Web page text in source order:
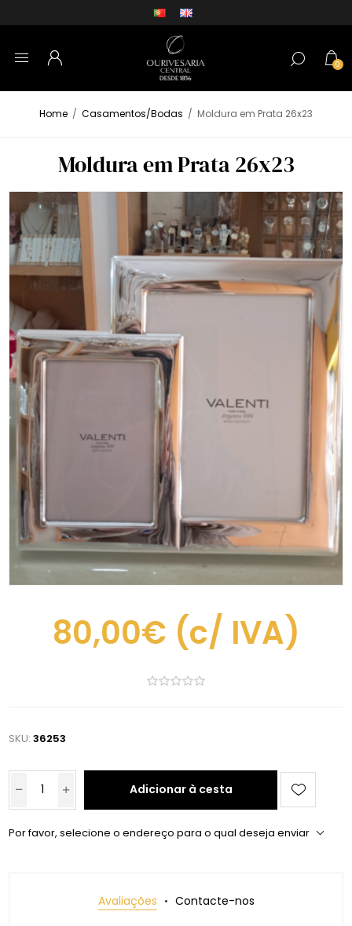
0
Home / Casamentos/Bodas / Moldura em Prata 26x23
Moldura em Prata 26x23
80,00€ (c/ IVA)
SKU: 36253
Adicionar à cesta
Por favor, selecione o endereço para o qual deseja enviar
Avaliações Contacte-nos